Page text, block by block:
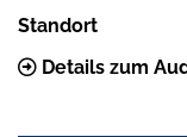
Standort
Details zum